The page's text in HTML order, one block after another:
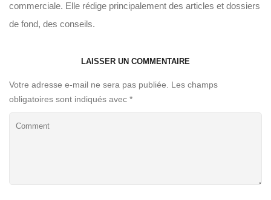
commerciale. Elle rédige principalement des articles et dossiers
de fond, des conseils.
LAISSER UN COMMENTAIRE
Votre adresse e-mail ne sera pas publiée. Les champs
obligatoires sont indiqués avec *